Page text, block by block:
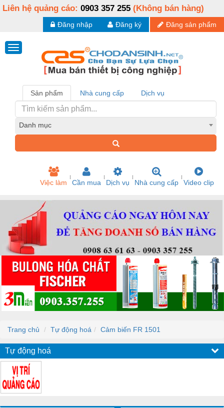
Liên hệ quảng cáo: 0903 357 255 (Không bán hàng)
Đăng sản phẩm
Đăng ký
Đăng nhập
Sản phẩm Nhà cung cấp Dịch vụ
Danh mục
Việc làm Cần mua Dịch vụ Nhà cung cấp Video clip
Trang chủ Tự động hoá Cảm biến FR 1501
Tự động hoá